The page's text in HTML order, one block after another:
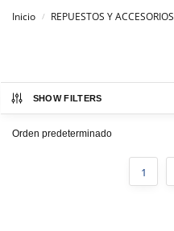
Inicio / REPUESTOS Y ACCESORIOS
SHOW FILTERS
1